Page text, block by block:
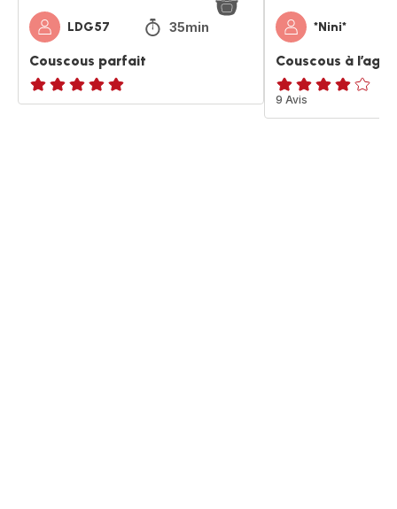
LDG57 35min
Couscous parfait
ratings.NaN
*Nini*
Couscous à
ratings.3.9
9 Avis